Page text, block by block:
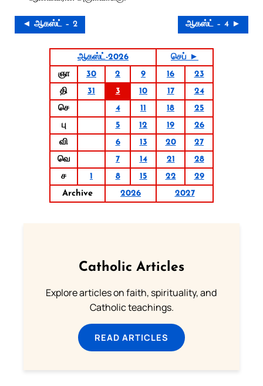
◄ ஆகஸ்ட் – 2 ஆகஸ்ட் – 4 ►
ஆகஸ்ட்-2026
செப் ►
ஞா
30 2 9 16
23
தி
31 3 10 17
24
செ
4 11 18
25
பு
5 12 19
26
வி
6 13 20
27
வெ
7 14 21
28
ச
1 8 15 22
29
Archive
2026 2027
Catholic Articles
Explore articles on faith, spirituality, and
Catholic teachings.
READ ARTICLES